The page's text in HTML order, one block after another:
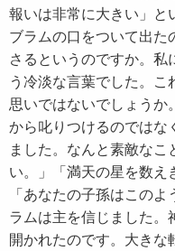
報いは非常に大きい」と
ブラムの口をついて出た
さるというのですか。私
う冷淡な言葉でした。
思いではないでしょうか
から叱りつけるのではな
ました。なんと素敵なこ
い。」「満天の星を数え
「あなたの子孫はこの
ラムは主を信じました。
開かれたのです。大きな